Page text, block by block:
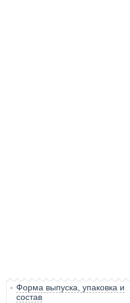
Форма выпуска, упаковка и
состав